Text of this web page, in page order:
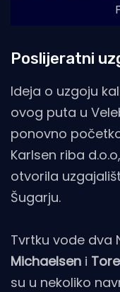
Poslijeratni
Ideja o uzgoju
ovog puta u
ponovno
Karlsen riba
otvorila
Šugarju.
Tvrtku vode dva
Michaelsen i
su u nekoliko